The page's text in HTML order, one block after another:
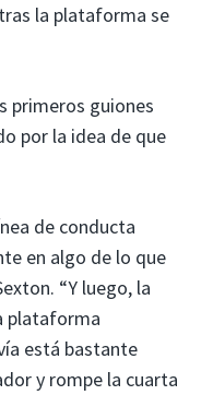
la plataforma se
primeros guiones
por la idea de que
de conducta
en algo de lo que
“Y luego, la
plataforma
está bastante
y rompe la cuarta